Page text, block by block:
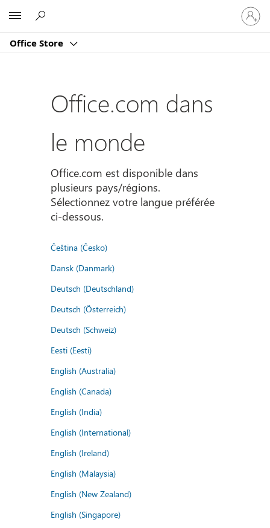
Office Store
vous
à
compte
Office.com dans
le monde
Office.com est disponible dans
plusieurs pays/régions.
Sélectionnez votre langue préférée
ci-dessous.
Čeština (Česko)
Dansk (Danmark)
Deutsch (Deutschland)
Deutsch (Österreich)
Deutsch (Schweiz)
Eesti (Eesti)
English (Australia)
English (Canada)
English (India)
English (International)
English (Ireland)
English (Malaysia)
English (New Zealand)
English (Singapore)